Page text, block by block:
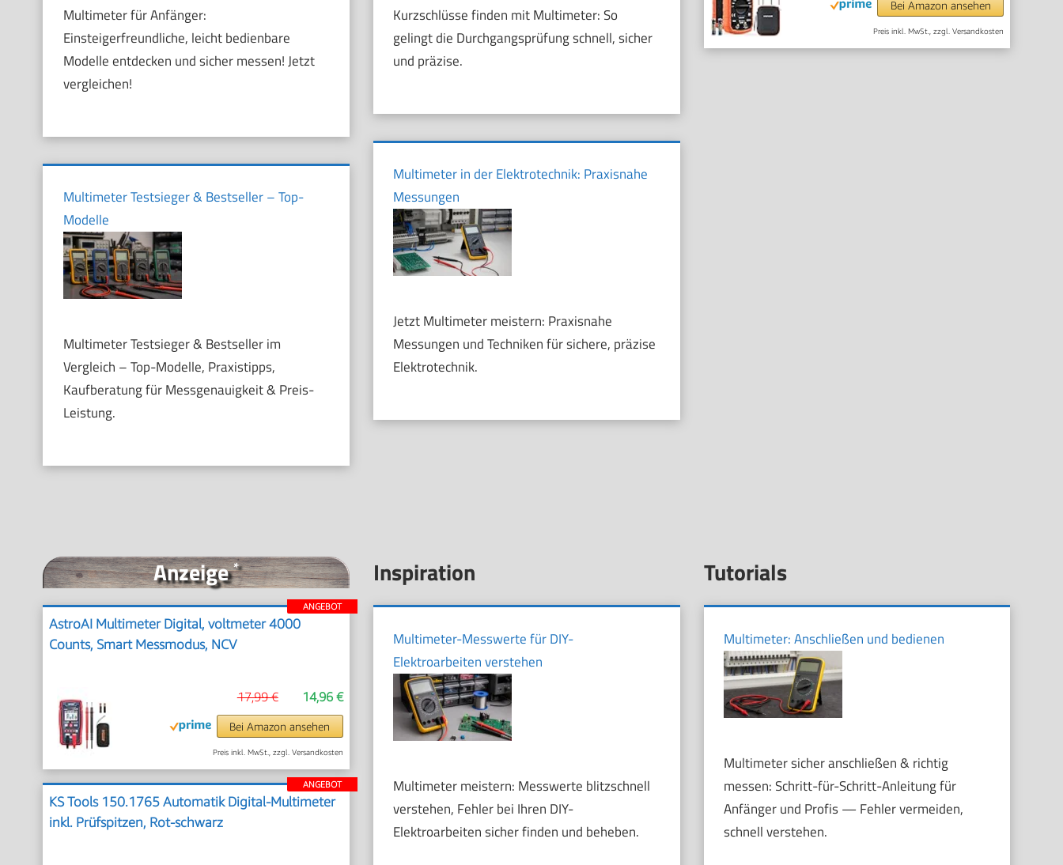
Multimeter für Anfänger:
Einsteigerfreundliche, leicht bedienbare
Modelle entdecken und sicher messen! Jetzt
vergleichen!
Multimeter Testsieger & Bestseller – Top-
Modelle
Multimeter Testsieger & Bestseller im
Vergleich – Top-Modelle, Praxistipps,
Kaufberatung für Messgenauigkeit & Preis-
Leistung.
Kurzschlüsse finden mit Multimeter: So
gelingt die Durchgangsprüfung schnell, sicher
und präzise.
Multimeter in der Elektrotechnik: Praxisnahe
Messungen
Jetzt Multimeter meistern: Praxisnahe
Messungen und Techniken für sichere, präzise
Elektrotechnik.
Bei Amazon ansehen
Preis inkl. MwSt., zzgl. Versandkosten
Anzeige*
ANGEBOT
AstroAI Multimeter Digital, voltmeter 4000
Counts, Smart Messmodus, NCV
14,96 €
17,99 €
Bei Amazon ansehen
Preis inkl. MwSt., zzgl. Versandkosten
ANGEBOT
KS Tools 150.1765 Automatik Digital-Multimeter
inkl. Prüfspitzen, Rot-schwarz
Inspiration
Multimeter-Messwerte für DIY-
Elektroarbeiten verstehen
Multimeter meistern: Messwerte blitzschnell
verstehen, Fehler bei Ihren DIY-
Elektroarbeiten sicher finden und beheben.
Tutorials
Multimeter: Anschließen und bedienen
Multimeter sicher anschließen & richtig
messen: Schritt-für-Schritt-Anleitung für
Anfänger und Profis — Fehler vermeiden,
schnell verstehen.